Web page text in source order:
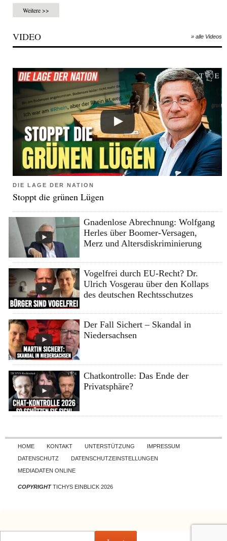
Weitere >>
VIDEO » alle Videos
DIE LAGE DER NATION
Stoppt die grünen Lügen
Gnadenlose Abrechnung: Wolfgang
Herles über Boomer-Versagen,
Merz und Altersdiskriminierung
Vogelfrei durch EU-Recht? Dr.
Ulrich Vosgerau über den Kollaps
des deutschen Rechtsschutzes
Der Fall Sichert – Skandal in
Niedersachsen
Chatkontrolle: Das Ende der
Privatsphäre?
Skip to content
HOME KONTAKT UNTERSTÜTZUNG
IMPRESSUM
DATENSCHUTZ
DATENSCHUTZEINSTELLUNGEN
MEDIADATEN ONLINE
COPYRIGHTTICHYS EINBLICK 2026